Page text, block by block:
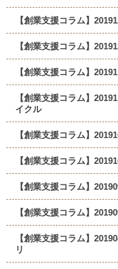
【創業支援コラム】
【創業支援コラム】
【創業支援コラム】
【創業支援コラム】
イクル
【創業支援コラム】
【創業支援コラム】
【創業支援コラム】
【創業支援コラム】
【創業支援コラム】
リ